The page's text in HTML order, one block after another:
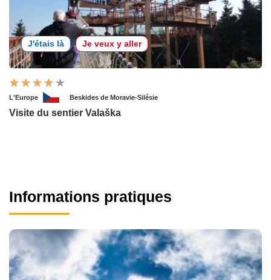
J'étais là Je veux y aller
L'Europe Beskides de Moravie-Silésie
Visite du sentier Valaška
Informations pratiques